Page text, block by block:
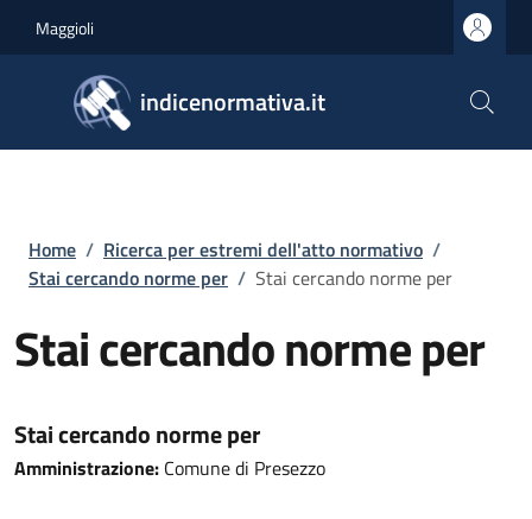
Maggioli
indicenormativa.it
Briciole di pane
Home / Ricerca per estremi dell'atto normativo /
Stai cercando norme per / Stai cercando norme per
Stai cercando norme per
Stai cercando norme per
Amministrazione: Comune di Presezzo